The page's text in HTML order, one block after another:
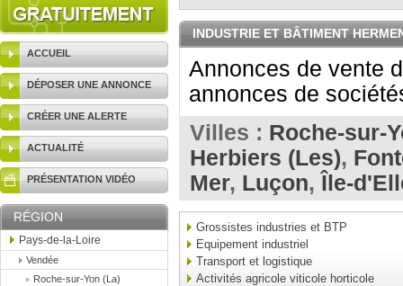
ACCUEIL
DÉPOSER UNE ANNONCE
CRÉER UNE ALERTE
ACTUALITÉ
PRÉSENTATION VIDÉO
RÉGION
Pays-de-la-Loire
Vendée
Roche-sur-Yon (La)
RECHERCHER UNE
ANNONCE
INDUSTRIE ET BÂTIMENT
Annonces de vente
annonces de
Villes : Roche-sur-
Herbiers (Les),
Mer, Luçon, Île-
Grossistes industries et BTP
Equipement industriel
Transport et logistique
Activités agricole viticole horticole